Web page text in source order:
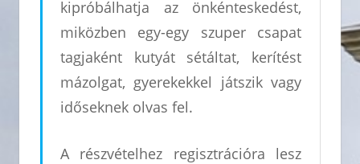
kipróbálhatja az önkénteskedést,
miközben egy-egy szuper csapat
tagjaként kutyát sétáltat, kerítést
mázolgat, gyerekekkel játszik vagy
időseknek olvas fel.
A részvételhez regisztrációra lesz